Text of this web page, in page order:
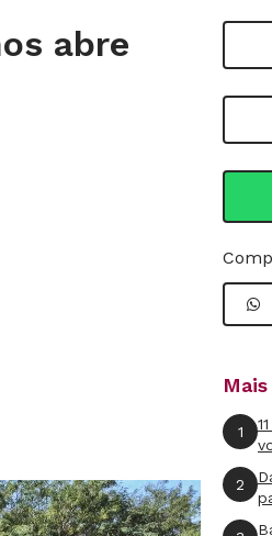
abre
1
2